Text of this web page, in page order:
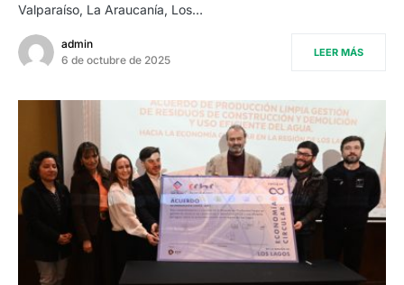
Valparaíso, La Araucanía, Los…
admin
6 de octubre de 2025
LEER MÁS